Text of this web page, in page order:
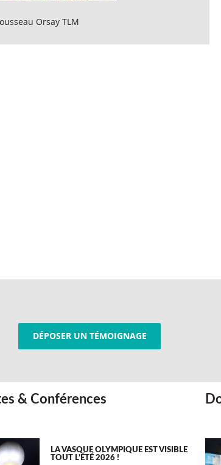
Orsay TLM
DÉPOSER UN TÉMOIGNAGE
& Conférences
LA VASQUE OLYMPIQUE EST VISIBLE
TOUT L’ÉTÉ 2026 !